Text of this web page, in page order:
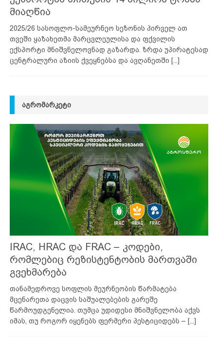
მიაღწია
2025/26 სასოფლო-სამეურნეო სეზონის პირველ ათ
თვეში ყაზახეთმა მარცვლეულისა და ფქვილის
ექსპორტი მნიშვნელოვნად გაზარდა. ზრდა უპირატესად
ცენტრალური აზიის ქვეყნებსა და ავღანეთში [...]
ᲐᲒᲠᲝᲛᲐᲠᲙᲔᲢᲘ
IRAC, HRAC და FRAC – კოდები,
რომლებიც რეზისტენტობის მართვაში
გვეხმარება
თანამედროვე სოფლის მეურნეობის წარმატება
მცენარეთა დაცვის საშუალებების გარეშე
წარმოუდგენელია. თუმცა უდიდესი მნიშვნელობა აქვს
იმას, თუ როგორ იყენებს ფერმერი პესტიციდებს – [...]